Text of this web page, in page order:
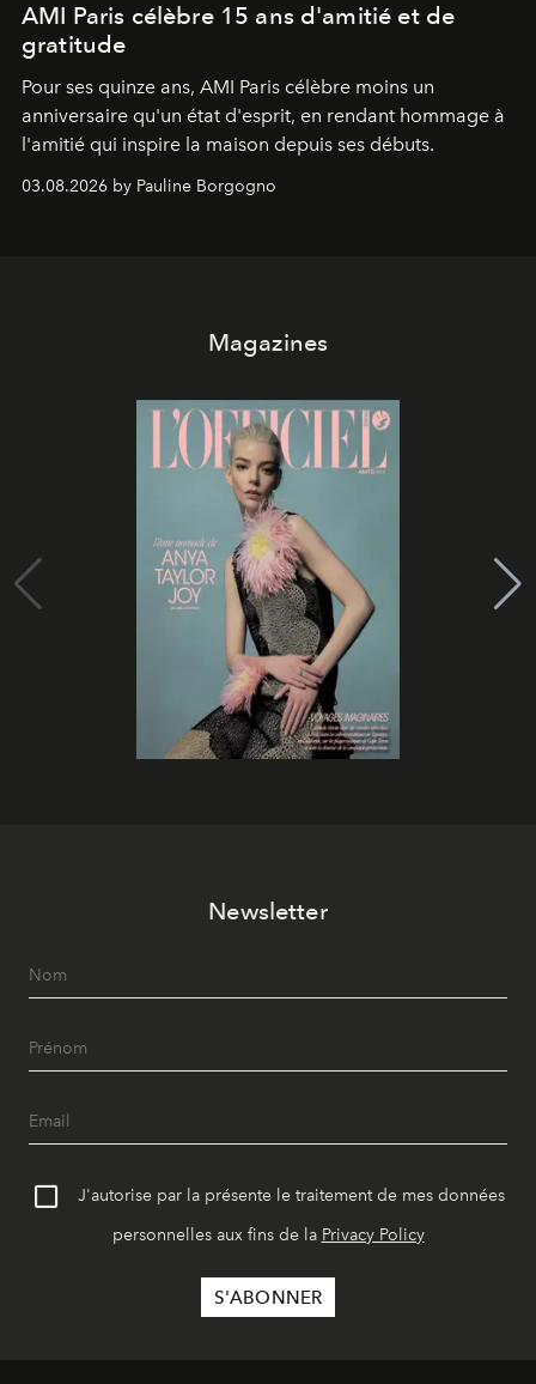
AMI Paris célèbre 15 ans d'amitié et de
gratitude
Pour ses quinze ans, AMI Paris célèbre moins un
anniversaire qu'un état d'esprit, en rendant hommage à
l'amitié qui inspire la maison depuis ses débuts.
03.08.2026 by Pauline Borgogno
Magazines
Newsletter
J'autorise par la présente le traitement de mes données
personnelles aux fins de la Privacy Policy